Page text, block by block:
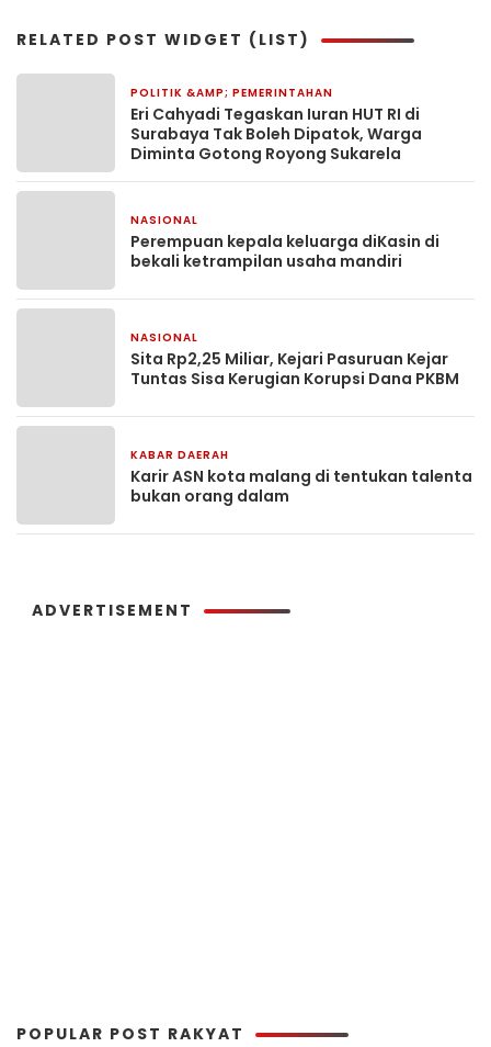
RELATED POST WIDGET (LIST)
POLITIK &AMP; PEMERINTAHAN
Eri Cahyadi Tegaskan Iuran HUT RI di
Surabaya Tak Boleh Dipatok, Warga
Diminta Gotong Royong Sukarela
NASIONAL
Perempuan kepala keluarga diKasin di
bekali ketrampilan usaha mandiri
NASIONAL
Sita Rp2,25 Miliar, Kejari Pasuruan Kejar
Tuntas Sisa Kerugian Korupsi Dana PKBM
KABAR DAERAH
Karir ASN kota malang di tentukan talenta
bukan orang dalam
ADVERTISEMENT
POPULAR POST RAKYAT